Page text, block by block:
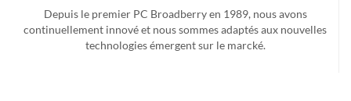
Depuis le premier PC Broadberry en 1989, nous avons
continuellement innové et nous sommes adaptés aux nouvelles
technologies émergent sur le marcké.